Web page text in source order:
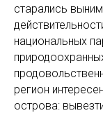
старались
национальных
регион
острова: